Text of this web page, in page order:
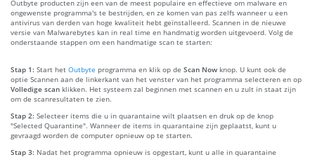
Outbyte producten zijn een van de meest populaire en effectieve om malware en
ongewenste programma's te bestrijden, en ze komen van pas zelfs wanneer u een
antivirus van derden van hoge kwaliteit hebt geïnstalleerd. Scannen in de nieuwe
versie van Malwarebytes kan in real time en handmatig worden uitgevoerd. Volg de
onderstaande stappen om een handmatige scan te starten:
Stap 1: Start het Outbyte programma en klik op de Scan Now knop. U kunt ook de
optie Scannen aan de linkerkant van het venster van het programma selecteren en op
Volledige scan klikken. Het systeem zal beginnen met scannen en u zult in staat zijn
om de scanresultaten te zien.
Stap 2: Selecteer items die u in quarantaine wilt plaatsen en druk op de knop
"Selected Quarantine". Wanneer de items in quarantaine zijn geplaatst, kunt u
gevraagd worden de computer opnieuw op te starten.
Stap 3: Nadat het programma opnieuw is opgestart, kunt u alle in quarantaine